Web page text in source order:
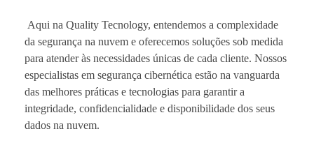
Aqui na Quality Tecnology, entendemos a complexidade
da segurança na nuvem e oferecemos soluções sob medida
para atender às necessidades únicas de cada cliente. Nossos
especialistas em segurança cibernética estão na vanguarda
das melhores práticas e tecnologias para garantir a
integridade, confidencialidade e disponibilidade dos seus
dados na nuvem.